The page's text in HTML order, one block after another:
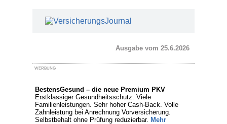
Ausgabe vom 25.6.2026
WERBUNG
BestensGesund – die neue Premium PKV
Erstklassiger Gesundheitsschutz. Viele
Familienleistungen. Sehr hoher Cash-Back. Volle
Zahnleistung bei Anrechnung Vorversicherung.
Selbstbehalt ohne Prüfung reduzierbar. Mehr